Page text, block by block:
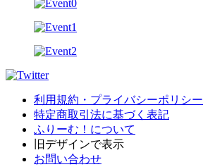
利用規約・プライバシーポリシー
特定商取引法に基づく表記
ふりーむ！について
旧デザインで表示
お問い合わせ